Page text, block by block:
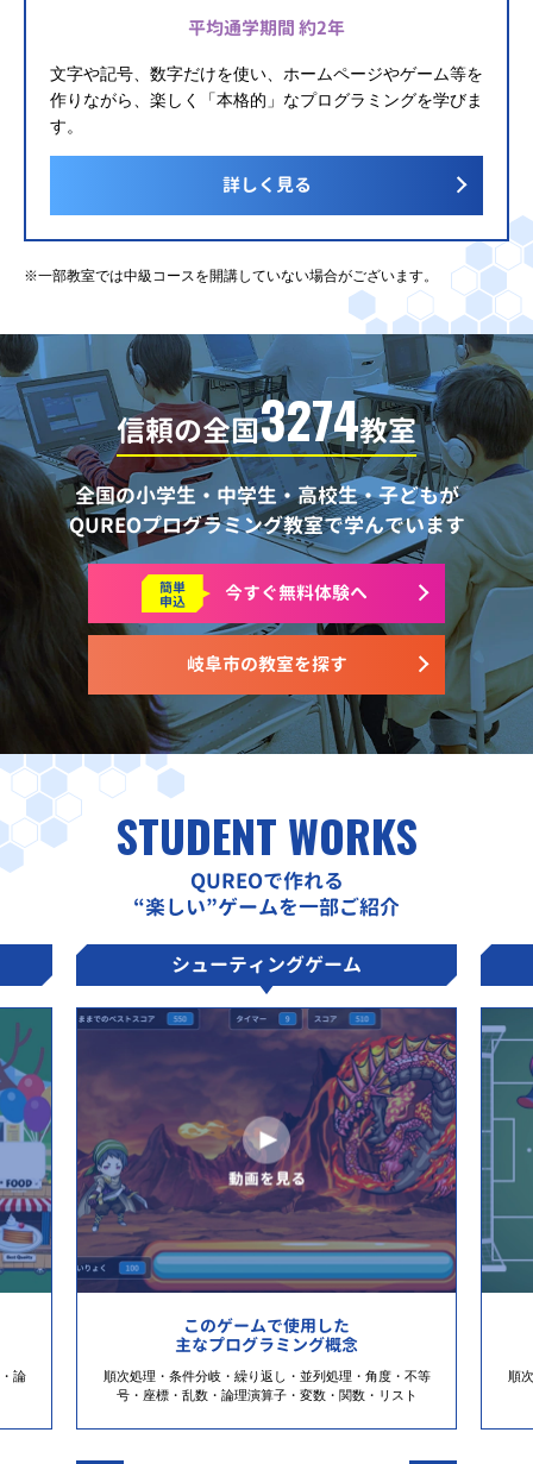
平均通学期間 約2年
文字や記号、数字だけを使い、ホームページやゲーム等を
作りながら、楽しく「本格的」なプログラミングを学びま
す。
詳しく見る
※一部教室では中級コースを開講していない場合がございます。
信頼の全国3274教室
全国の小学生・中学生・高校生・子どもが
QUREOプログラミング教室で学んでいます
岐阜市の教室を探す
簡単
申込 今すぐ無料体験へ
STUDENT WORKS
QUREOで作れる
“楽しい”ゲームを一部ご紹介
論
シューティングゲーム
このゲームで使用した
主なプログラミング概念
順次処理・条件分岐・繰り返し・並列処理・角度・不等
号・座標・乱数・論理演算子・変数・関数・リスト
順